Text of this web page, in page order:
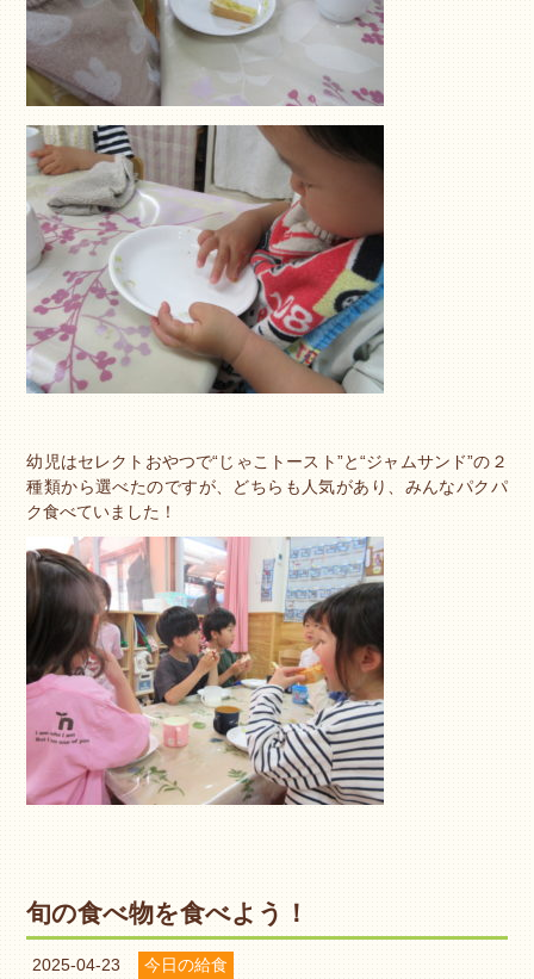
幼児はセレクトおやつで“じゃこトースト”と“ジャムサンド”の２
種類から選べたのですが、どちらも人気があり、みんなパクパ
ク食べていました！
旬の食べ物を食べよう！
2025-04-23 今日の給食